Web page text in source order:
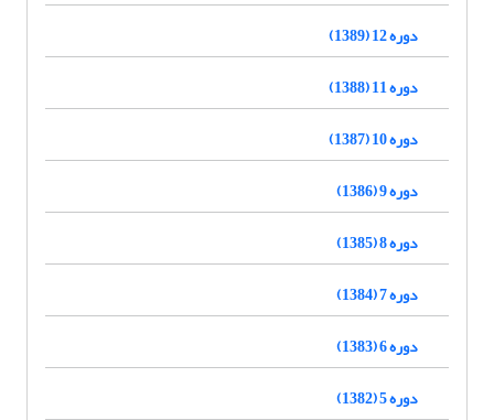
دوره 12 (1389)
دوره 11 (1388)
دوره 10 (1387)
دوره 9 (1386)
دوره 8 (1385)
دوره 7 (1384)
دوره 6 (1383)
دوره 5 (1382)